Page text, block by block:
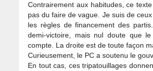
Contrairement aux habitudes, ce
pas du faire de vague. Je suis de
les règles de financement des
demi-victoire, mais nul doute que
compte. La droite est de toute façon
Curieusement, le PC a soutenu le
En tout cas, ces tripatouillages